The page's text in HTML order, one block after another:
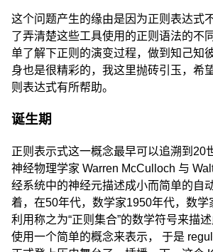
这个问题产生的缘由是因为正则表达式
了弄清楚这些工具使用的正则语法的不
单了解下正则的演变过程，做到知己知
身也是很精彩的，我这里抛砖引玉，希
则表达式有所帮助。
诞生期
正则表示式这一概念最早可以追溯到20
神经物理学家 Warren McCulloch 与
经系统中的神经元描述成小而简单的自
着，在50年代，数学家1950年代，数学
利用称之为“正则集合”的数学符号来描
使用一个简单的概念来表示， 于是